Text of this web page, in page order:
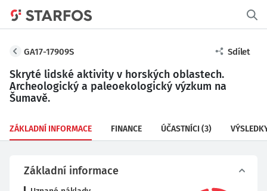
GA17-17909S Sdílet
Skryté lidské aktivity v horských oblastech.
Archeologický a paleoekologický výzkum na
Šumavě.
ZÁKLADNÍ INFORMACE FINANCE ÚČASTNÍCI (3)
Základní informace